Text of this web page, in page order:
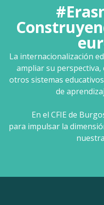
La internacionalización
ampliar su
otros sistemas
de
En el CFIE de
para impulsar la